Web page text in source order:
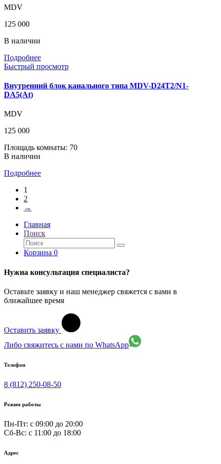
MDV
125 000
В наличии
Подробнее
Быстрый просмотр
Внутренний блок канального типа MDV-D24T2/N1-
DA5(At)
MDV
125 000
Площадь комнаты: 70
В наличии
Подробнее
1
2
→
Главная
Поиск
Корзина 0
Нужна консультация специалиста?
Оставьте заявку и наш менеджер свяжется с вами в
ближайшее время
Оставить заявку
Либо свяжитесь с нами по WhatsApp
Телефон
8 (812) 250-08-50
Режим работы
Пн-Пт: с 09:00 до 20:00
Сб-Вс: c 11:00 до 18:00
Адрес